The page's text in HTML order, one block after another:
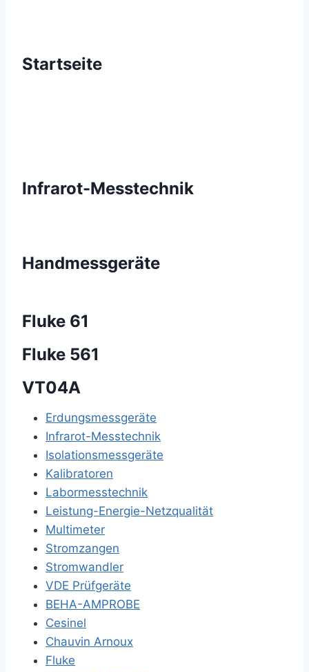
Startseite
Infrarot-Messtechnik
Handmessgeräte
Fluke 61
Fluke 561
VT04A
Erdungsmessgeräte
Infrarot-Messtechnik
Isolationsmessgeräte
Kalibratoren
Labormesstechnik
Leistung-Energie-Netzqualität
Multimeter
Stromzangen
Stromwandler
VDE Prüfgeräte
BEHA-AMPROBE
Cesinel
Chauvin Arnoux
Fluke